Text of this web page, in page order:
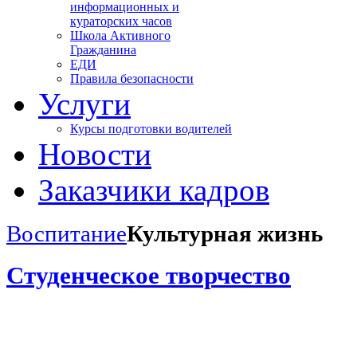
информационных и
кураторских часов
Школа Активного
Гражданина
ЕДИ
Правила безопасности
Услуги
Курсы подготовки водителей
Новости
Заказчики кадров
ВоспитаниеКультурная жизнь
Студенческое творчество